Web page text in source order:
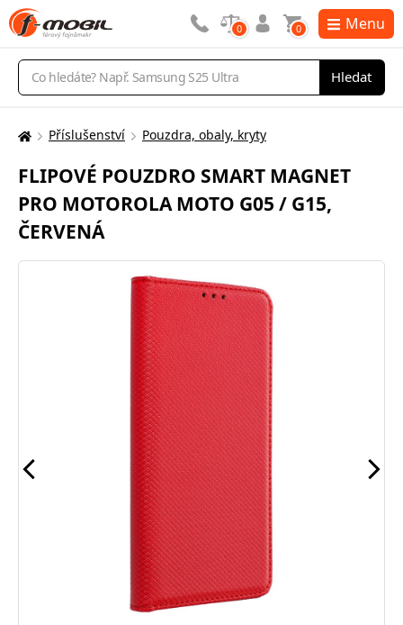
Vyhledávání
Hledat
0 0 Menu
Zde
nacházíte:
Příslušenství Pouzdra, obaly, kryty
FLIPOVÉ POUZDRO SMART MAGNET
PRO MOTOROLA MOTO G05 / G15,
ČERVENÁ